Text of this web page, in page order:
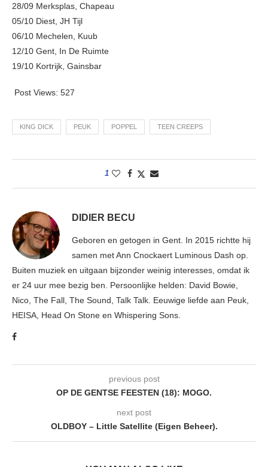
28/09 Merksplas, Chapeau
05/10 Diest, JH Tijl
06/10 Mechelen, Kuub
12/10 Gent, In De Ruimte
19/10 Kortrijk, Gainsbar
Post Views: 527
KING DICK PEUK POPPEL TEEN CREEPS
1
DIDIER BECU
Geboren en getogen in Gent. In 2015 richtte hij
samen met Ann Cnockaert Luminous Dash op.
Buiten muziek en uitgaan bijzonder weinig interesses, omdat ik
er 24 uur mee bezig ben. Persoonlijke helden: David Bowie,
Nico, The Fall, The Sound, Talk Talk. Eeuwige liefde aan Peuk,
HEISA, Head On Stone en Whispering Sons.
previous post
OP DE GENTSE FEESTEN (18): MOGO.
next post
OLDBOY – Little Satellite (Eigen Beheer).